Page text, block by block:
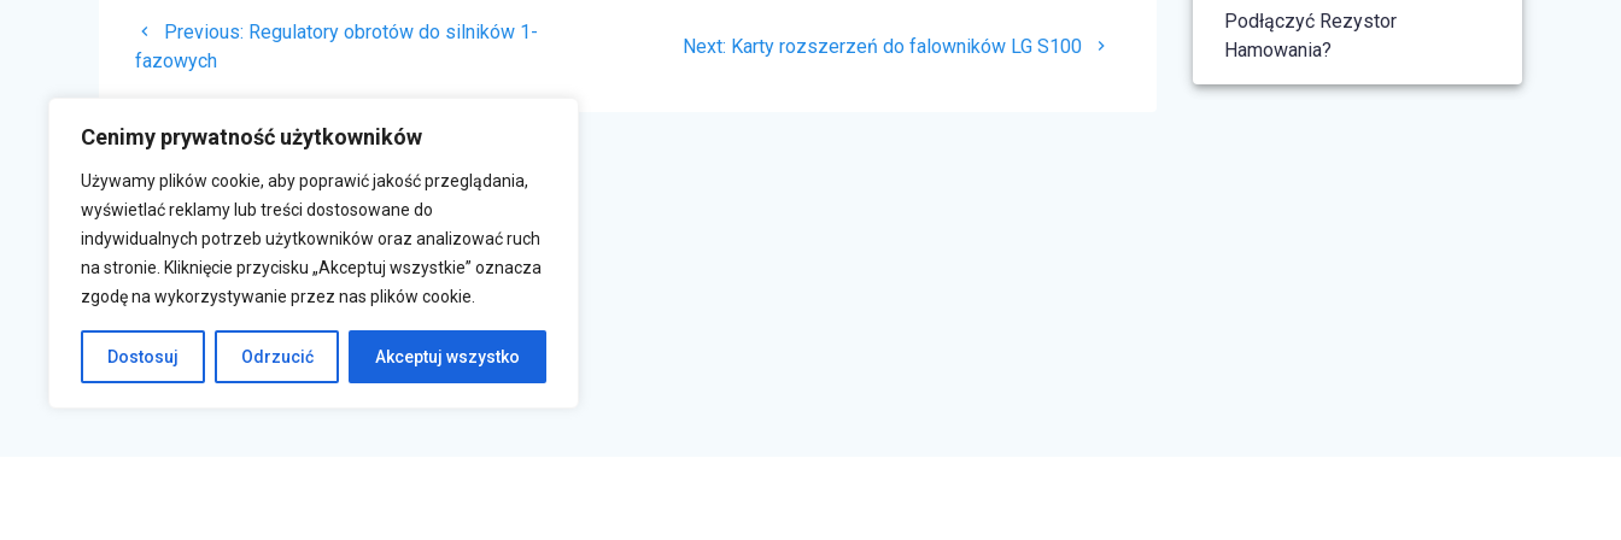
Cenimy prywatność użytkowników
Używamy plików cookie, aby poprawić jakość przeglądania,
wyświetlać reklamy lub treści dostosowane do
indywidualnych potrzeb użytkowników oraz analizować ruch
na stronie. Kliknięcie przycisku „Akceptuj wszystkie” oznacza
zgodę na wykorzystywanie przez nas plików cookie.
Dostosuj Odrzucić Akceptuj wszystko
wpisu
Previous: Previous
Regulatory obrotów do silników 1-
fazowych
Next: Next
Karty rozszerzeń do falowników LG S100
Podłączyć Rezystor
Hamowania?
Krasne 830A, 36-007 Krasne